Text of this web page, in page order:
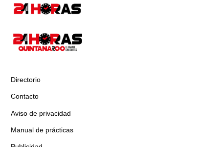
Directorio
Contacto
Aviso de privacidad
Manual de prácticas